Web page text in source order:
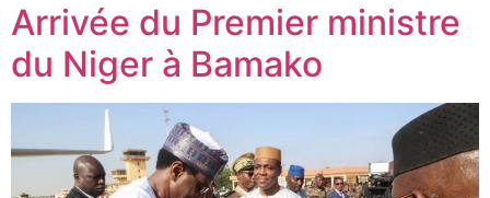
Arrivée du Premier ministre
du Niger à Bamako